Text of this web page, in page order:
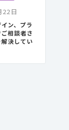
22日
ン、プラ
相談者さ
決してい